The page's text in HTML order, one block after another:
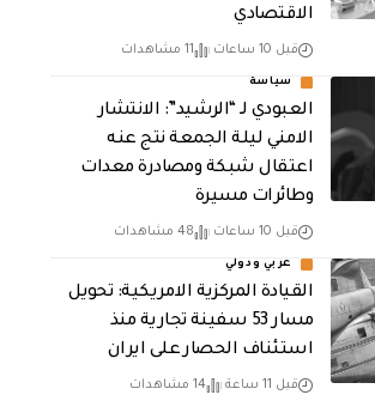
الاقتصادي
قبل 10 ساعات 11 مشاهدات
سياسة
العبودي لـ “الرشيد”: الانتشار
الامني ليلة الجمعة نتج عنه
اعتقال شبكة ومصادرة معدات
وطائرات مسيرة
قبل 10 ساعات 48 مشاهدات
عربي ودولي
القيادة المركزية الامريكية: تحويل
مسار 53 سفينة تجارية منذ
استئناف الحصار على ايران
قبل 11 ساعة 14 مشاهدات